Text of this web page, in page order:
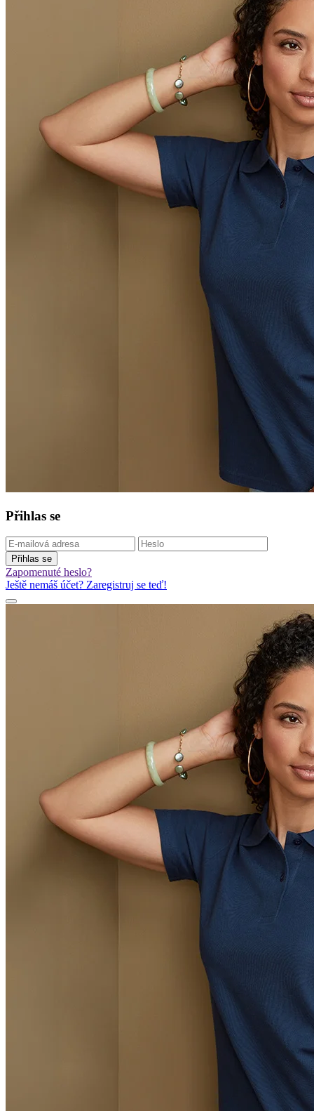
Přihlas se
Přihlas se
Zapomenuté heslo?
Ještě nemáš účet? Zaregistruj se teď!